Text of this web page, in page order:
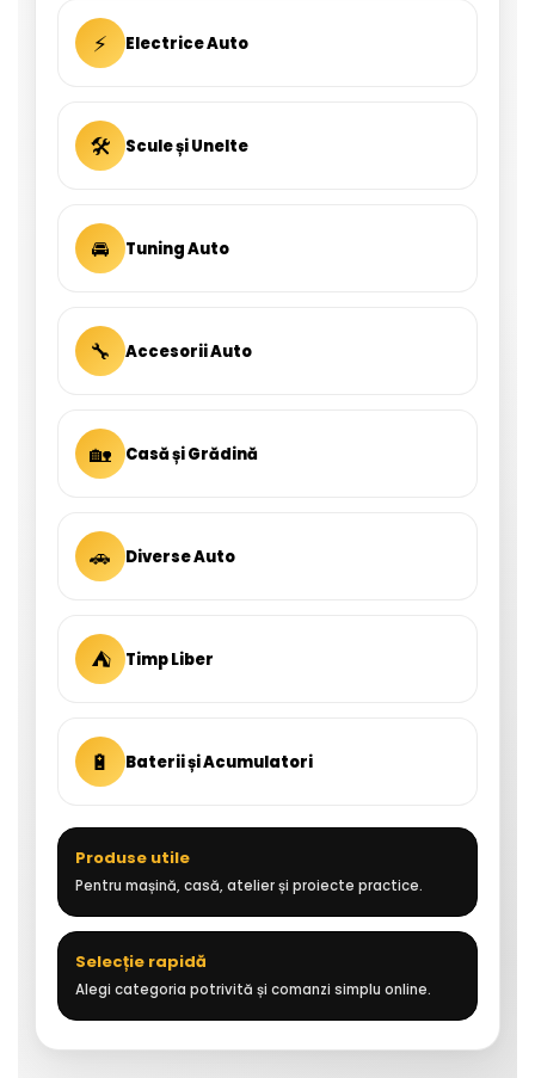
⚡ Electrice Auto
🛠 Scule și Unelte
🚘 Tuning Auto
🔧 Accesorii Auto
🏡 Casă și Grădină
🚗 Diverse Auto
⛺ Timp Liber
🔋 Baterii și Acumulatori
Produse utile
Pentru mașină, casă, atelier și proiecte practice.
Selecție rapidă
Alegi categoria potrivită și comanzi simplu online.